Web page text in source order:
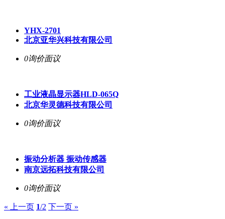
YHX-2701
北京亚华兴科技有限公司
0询价面议
工业液晶显示器HLD-065Q
北京华灵德科技有限公司
0询价面议
振动分析器 振动传感器
南京远拓科技有限公司
0询价面议
« 上一页 1/2 下一页 »